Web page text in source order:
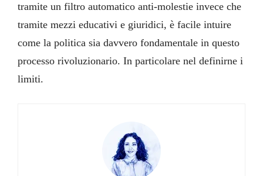
tramite un filtro automatico anti-molestie invece che
tramite mezzi educativi e giuridici, è facile intuire
come la politica sia davvero fondamentale in questo
processo rivoluzionario. In particolare nel definirne i
limiti.